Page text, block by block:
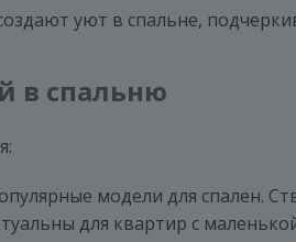
уют в спальне,
в спальню
модели для спален.
для квартир с